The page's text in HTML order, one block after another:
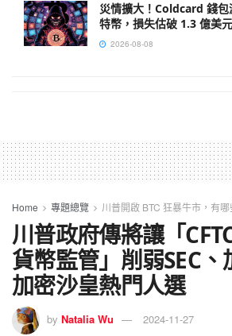
災情擴大！Coldcard 錢
特幣，損失估破 1.3 億美元
2026-08-08
Home 專題總覽 川普開啟 BTC 狂暴牛市，有
川普政府傳將讓「
貨幣監管」削弱SEC
加密沙皇熱門人選
by Natalia Wu 2024-11-27